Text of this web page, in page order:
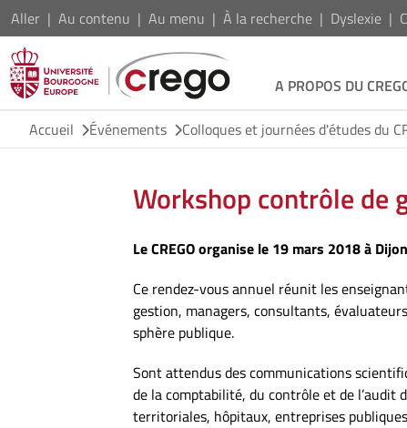
Aller Au contenu Au menu À la recherche Dyslexie
A PROPOS DU
Accueil
Événements Colloques et journées d'études du
Workshop contrôle de
Le CREGO organise le 19 mars 2018 à
Ce rendez-vous annuel réunit les
gestion, managers, consultants,
sphère publique.
Sont attendus des communications
de la comptabilité, du contrôle et de
territoriales, hôpitaux, entreprises